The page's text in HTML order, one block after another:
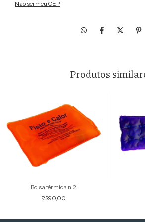
Não sei meu CEP
Produtos
Bolsa térmica n.2
R$90,00